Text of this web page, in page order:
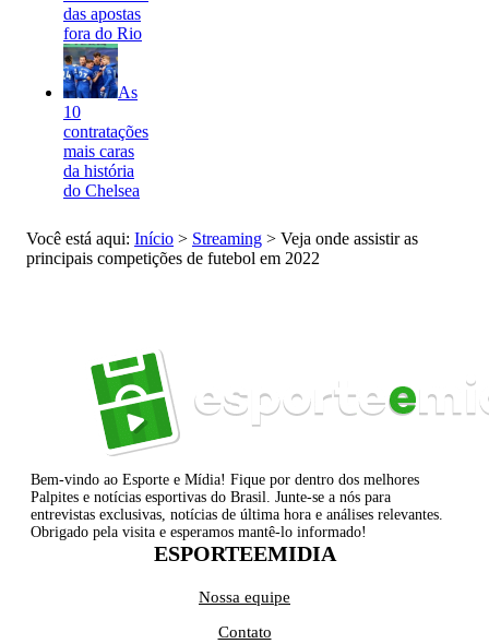
das apostas
fora do Rio
As
10
contratações
mais caras
da história
do Chelsea
Você está aqui: Início > Streaming > Veja onde assistir as
principais competições de futebol em 2022
Bem-vindo ao Esporte e Mídia! Fique por dentro dos melhores
Palpites e notícias esportivas do Brasil. Junte-se a nós para
entrevistas exclusivas, notícias de última hora e análises relevantes.
Obrigado pela visita e esperamos mantê-lo informado!
ESPORTEEMIDIA
Nossa equipe
Contato